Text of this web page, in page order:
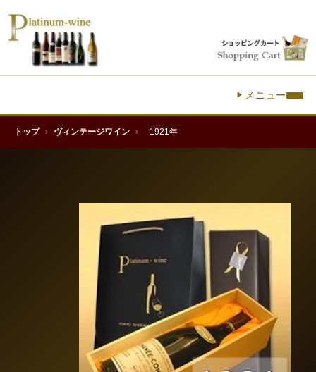
メニュー
トップ › ヴィンテージワイン › 1921年